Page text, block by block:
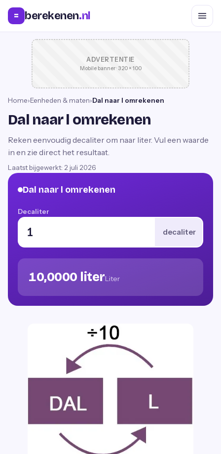
= berekenen.nl
ADVERTENTIE
Mobile banner · 320 × 100
Home›Eenheden & maten›Dal naar l omrekenen
Dal naar l omrekenen
Reken eenvoudig decaliter om naar liter. Vul een waarde
in en zie direct het resultaat.
Laatst bijgewerkt: 2 juli 2026
Dal naar l omrekenen
Decaliter
decaliter
10,0000 literLiter